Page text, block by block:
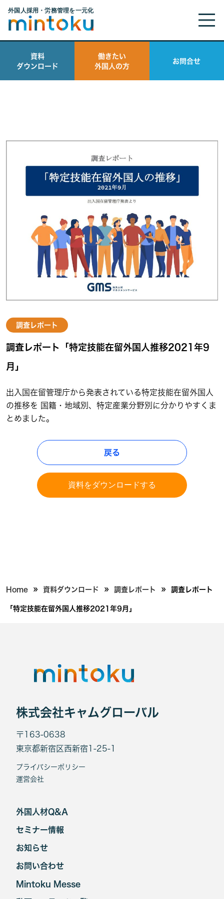
資料
ダウンロード
働きたい
外国人の方
お問合せ
調査レポート
調査レポート「特定技能在留外国人推移2021年9
月」
出入国在留管理庁から発表されている特定技能在留外国人
の推移を 国籍・地域別、特定産業分野別に分かりやすくま
とめました。
戻る
資料をダウンロードする
Home » 資料ダウンロード » 調査レポート » 調査レポート
「特定技能在留外国人推移2021年9月」
株式会社キャムグローバル
〒163-0638
東京都新宿区西新宿1-25-1
プライバシーポリシー
運営会社
外国人材Q&A
セミナー情報
お知らせ
お問い合わせ
Mintoku Messe